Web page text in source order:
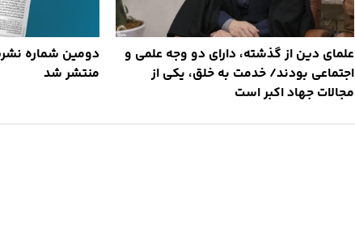
علمای دین از گذشته، دارای دو وجه علمی و
اجتماعی بودند/ خدمت به خلق، یکی از
مجالات جهاد اکبر است
دومین شماره
منتشر شد